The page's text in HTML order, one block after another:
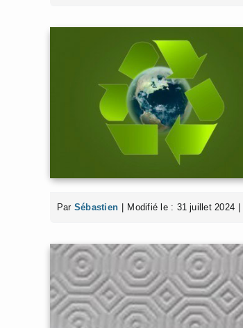
Par Sébastien | Modifié le : 31 juillet 2024 |